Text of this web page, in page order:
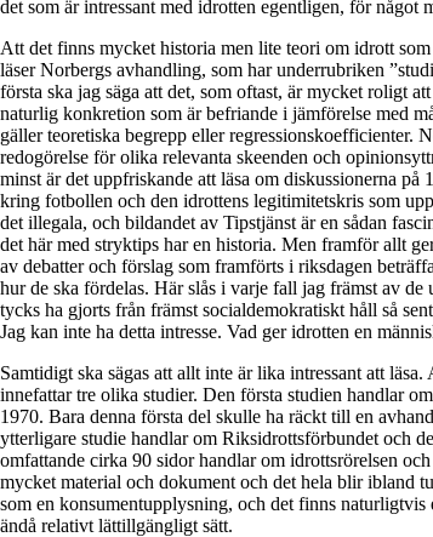
det som är intressant med idrotten egentligen, för något
Att det finns mycket historia men lite teori om idrott
läser Norbergs avhandling, som har underrubriken
första ska jag säga att det, som oftast, är mycket roligt
naturlig konkretion som är befriande i jämförelse med
gäller teoretiska begrepp eller regressionskoefficienter.
redogörelse för olika relevanta skeenden och
minst är det uppfriskande att läsa om diskussionerna
kring fotbollen och den idrottens legitimitetskris som
det illegala, och bildandet av Tipstjänst är en sådan
det här med stryktips har en historia. Men framför allt
av debatter och förslag som framförts i riksdagen
hur de ska fördelas. Här slås i varje fall jag främst av
tycks ha gjorts från främst socialdemokratiskt håll så
Jag kan inte ha detta intresse. Vad ger idrotten en
Samtidigt ska sägas att allt inte är lika intressant att
innefattar tre olika studier. Den första studien handlar
1970. Bara denna första del skulle ha räckt till en
ytterligare studie handlar om Riksidrottsförbundet och
omfattande cirka 90 sidor handlar om idrottsrörelsen
mycket material och dokument och det hela blir ibland
som en konsumentupplysning, och det finns naturligtvis
ändå relativt lättillgängligt sätt.